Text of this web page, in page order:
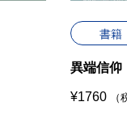
書籍
異端信仰
¥1760 （